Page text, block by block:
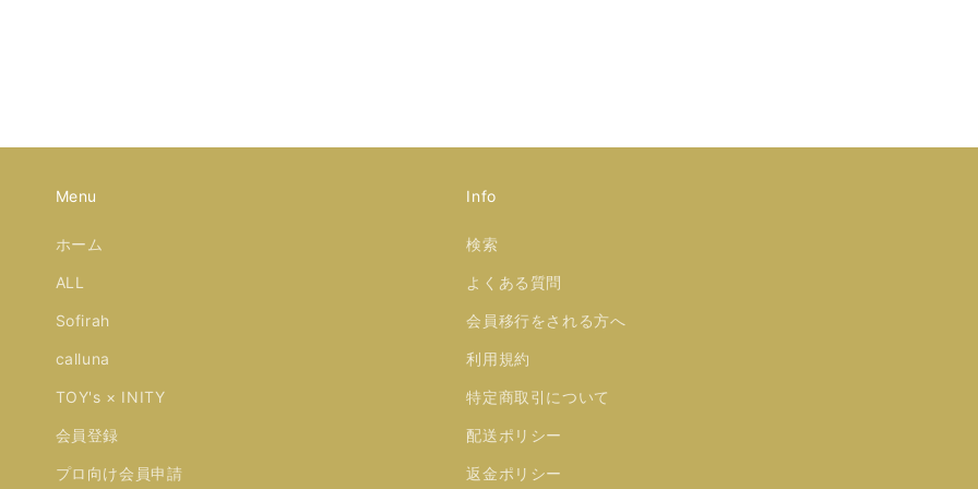
Menu
ホーム
ALL
Sofirah
calluna
TOY's × INITY
会員登録
プロ向け会員申請
Info
検索
よくある質問
会員移行をされる方へ
利用規約
特定商取引について
配送ポリシー
返金ポリシー